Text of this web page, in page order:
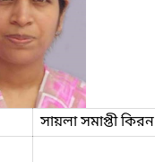
সায়লা সমাপ্তী কিরন